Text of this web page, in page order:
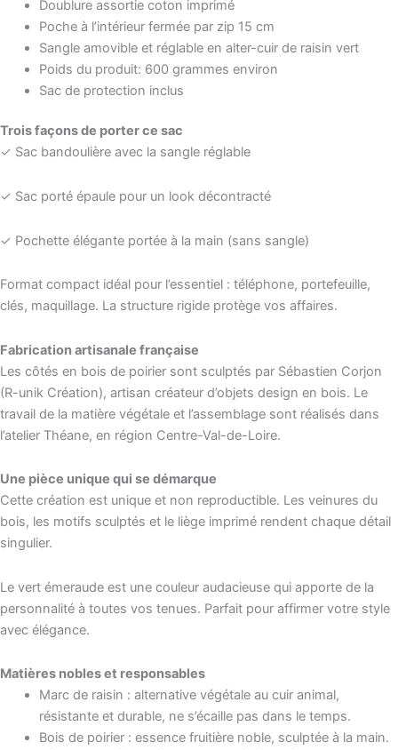
Doublure assortie coton imprimé
Poche à l’intérieur fermée par zip 15 cm
Sangle amovible et réglable en alter-cuir de raisin vert
Poids du produit: 600 grammes environ
Sac de protection inclus
Trois façons de porter ce sac
✓ Sac bandoulière avec la sangle réglable
✓ Sac porté épaule pour un look décontracté
✓ Pochette élégante portée à la main (sans sangle)
Format compact idéal pour l’essentiel : téléphone, portefeuille,
clés, maquillage. La structure rigide protège vos affaires.
Fabrication artisanale française
Les côtés en bois de poirier sont sculptés par Sébastien Corjon
(R-unik Création), artisan créateur d’objets design en bois. Le
travail de la matière végétale et l’assemblage sont réalisés dans
l’atelier Théane, en région Centre-Val-de-Loire.
Une pièce unique qui se démarque
Cette création est unique et non reproductible. Les veinures du
bois, les motifs sculptés et le liège imprimé rendent chaque détail
singulier.
Le vert émeraude est une couleur audacieuse qui apporte de la
personnalité à toutes vos tenues. Parfait pour affirmer votre style
avec élégance.
Matières nobles et responsables
Marc de raisin : alternative végétale au cuir animal,
résistante et durable, ne s’écaille pas dans le temps.
Bois de poirier : essence fruitière noble, sculptée à la main.